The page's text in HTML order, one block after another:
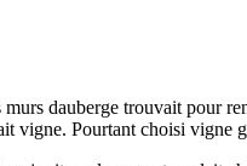
dauberge trouvait pour
vigne. Pourtant choisi vigne